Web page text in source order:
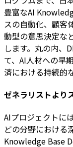
豊富なAI
スの自動化、顧客
動型の意思決定な
します。丸の内、
て、AI人材への早
済における持続的
ゼネラリストより
AIプロジェクトに
どの分野における
Knowledge Base